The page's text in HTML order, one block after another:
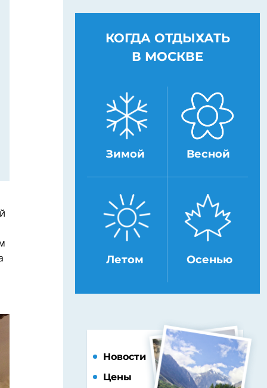
КОГДА ОТДЫХАТЬ
В МОСКВЕ
Зимой Весной
Летом Осенью
Новости
Цены